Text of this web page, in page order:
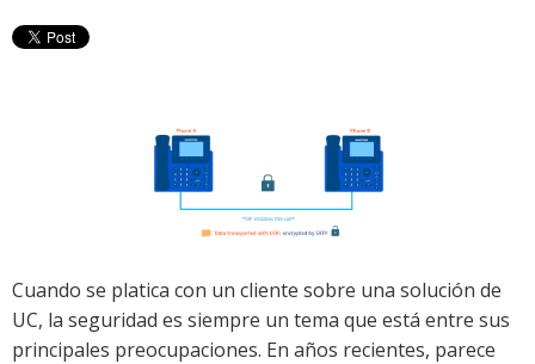
Cuando se platica con un cliente sobre una solución de
UC, la seguridad es siempre un tema que está entre sus
principales preocupaciones. En años recientes, parece